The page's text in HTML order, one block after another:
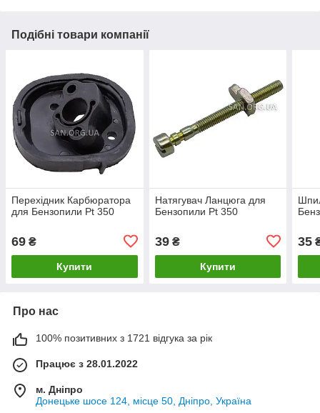
Подібні товари компанії
Перехідник Карбюратора
для Бензопили Pt 350
69 ₴
Купити
Натягувач Ланцюга для
Бензопили Pt 350
39₴
Купити
35
Про нас
100% позитивних з 1721 відгука за рік
Працює з 28.01.2022
м. Дніпро
Донецьке шосе 124, місце 50, Дніпро, Україна